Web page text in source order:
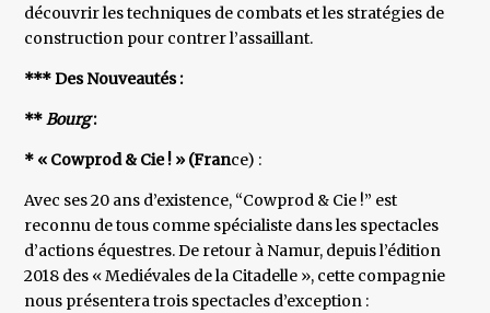
découvrir les techniques de combats et les stratégies de
construction pour contrer l’assaillant.
*** Des Nouveautés :
**Bourg:
* « Cowprod & Cie ! » (France) :
Avec ses 20 ans d’existence, “Cowprod & Cie !” est
reconnu de tous comme spécialiste dans les spectacles
d’actions équestres. De retour à Namur, depuis l’édition
2018 des « Mediévales de la Citadelle », cette compagnie
nous présentera trois spectacles d’exception :